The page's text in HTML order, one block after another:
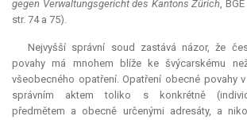
gegen Verwaltungsgericht des Kantons Zürich,
str. 74 a 75).
Nejvyšší správní soud zastává názor, že
povahy má mnohem blíže ke švýcarskému
všeobecného opatření. Opatření obecné povahy
správním aktem toliko s konkrétně
předmětem a obecně určenými adresáty, a